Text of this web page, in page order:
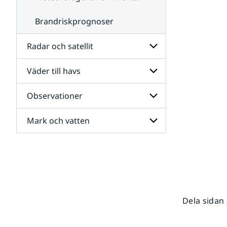
Brandriskprognoser
Radar och satellit
Undersidor
för
Radar
och
satellit
Väder till havs
Undersidor
för
Väder
till
havs
Observationer
Undersidor
för
Mark och vatten
Dela sidan